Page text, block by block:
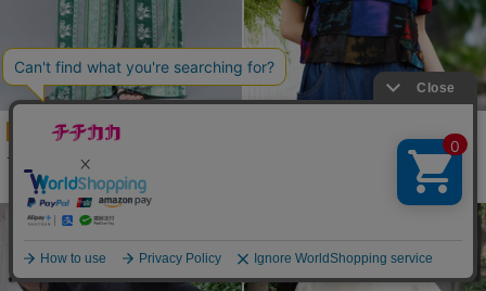
￥5,390(税込)